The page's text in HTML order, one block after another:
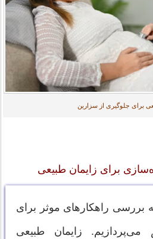
برای جلوگیری از سزارین
برای زایمان طبیعی
بررسی راهکارهای موثر برای
می‌پردازیم. زایمان طبیعی